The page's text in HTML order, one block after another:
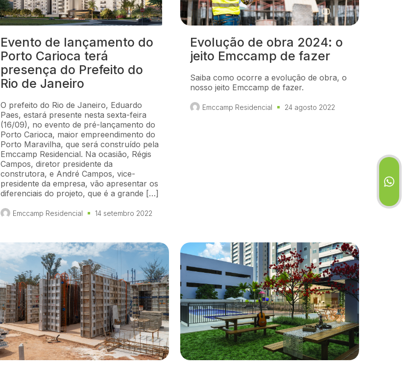
Evento de lançamento do
Porto Carioca terá
presença do Prefeito do
Rio de Janeiro
O prefeito do Rio de Janeiro, Eduardo
Paes, estará presente nesta sexta-feira
(16/09), no evento de pré-lançamento do
Porto Carioca, maior empreendimento do
Porto Maravilha, que será construído pela
Emccamp Residencial. Na ocasião, Régis
Campos, diretor presidente da
construtora, e André Campos, vice-
presidente da empresa, vão apresentar os
diferenciais do projeto, que é a grande […]
Emccamp Residencial 14 setembro 2022
Evolução de obra 2024: o
jeito Emccamp de fazer
Saiba como ocorre a evolução de obra, o
nosso jeito Emccamp de fazer.
Emccamp Residencial 24 agosto 2022